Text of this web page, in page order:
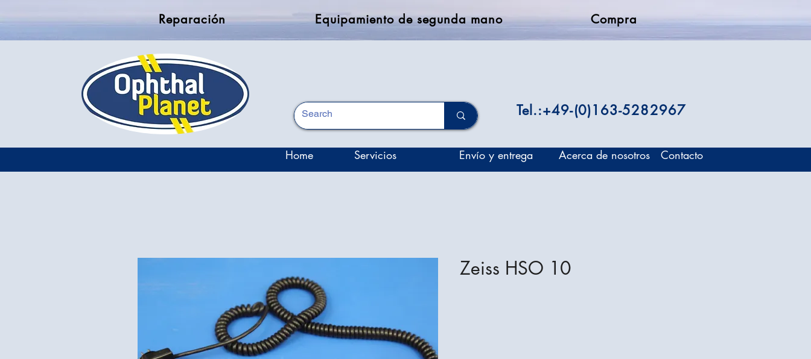
Reparación Equipamiento de segunda mano Compra
Tel.:+49-(0)163-5282967
Home Servicios Envío y entrega Acerca de nosotros Contacto
Zeiss HSO 10